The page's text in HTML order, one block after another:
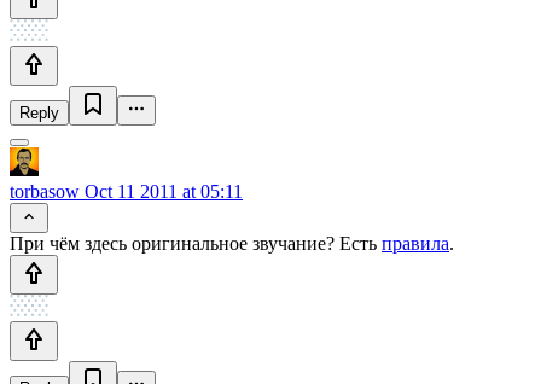
Reply
torbasow Oct 11 2011 at 05:11
При чём здесь оригинальное звучание? Есть правила.